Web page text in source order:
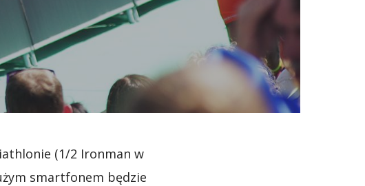
(1/2 Ironman w
smartfonem będzie